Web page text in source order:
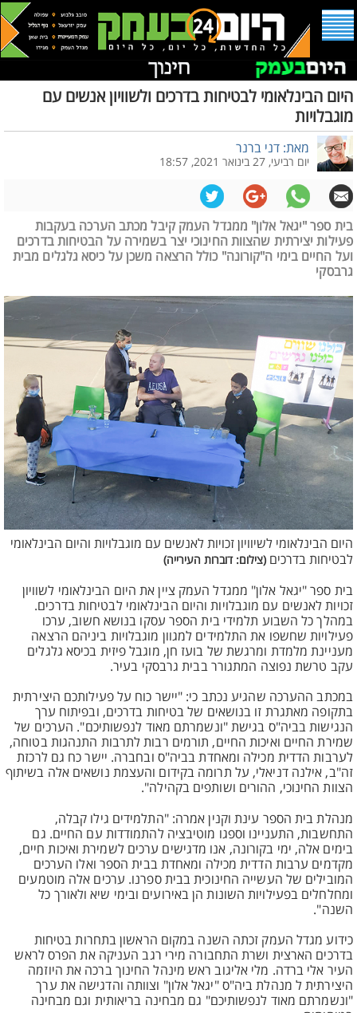
היום הבינלאומי לבטיחות בדרכים ולשוויון אנשים עם
מוגבלויות
מאת: דני ברנר
יום רביעי, 27 בינואר 2021, 18:57
בית ספר "יגאל אלון" ממגדל העמק קיבל מכתב הערכה בעקבות
פעילות יצירתית שהצוות החינוכי יצר בשמירה על הבטיחות בדרכים
ועל החיים בימי ה"קורונה" כולל הרצאה משכן על כיסא גלגלים מבית
גרבסקי
היום הבינלאומי לשיוויון זכויות לאנשים עם מוגבלויות והיום הבינלאומי
לבטיחות בדרכים (צילום: דוברות העירייה)
בית ספר "יגאל אלון" ממגדל העמק ציין את היום הבינלאומי לשוויון
זכויות לאנשים עם מוגבלויות והיום הבינלאומי לבטיחות בדרכים.
במהלך כל השבוע תלמידי בית הספר עסקו בנושא חשוב, ערכו
פעילויות שחשפו את התלמידים למגוון מוגבלויות ביניהם הרצאה
מעניינת מלמדת ומרגשת של בועז חן, מוגבל פיזית בכיסא גלגלים
עקב טרשת נפוצה המתגורר בבית גרבסקי בעיר.
במכתב ההערכה שהגיע נכתב כי: "יישר כוח על פעילותכם היצירתית
בתקופה מאתגרת זו בנושאים של בטיחות בדרכים, ובפיתוח ערך
הנגישות בביה"ס בגישת "ונשמרתם מאוד לנפשותיכם". הערכים של
שמירת החיים ואיכות החיים, תורמים רבות לתרבות התנהגות בטוחה,
לערבות הדדית מכילה ומאחדת בביה"ס ובחברה. יישר כח גם לרכזת
זה"ב, אילנה דניאלי, על תרומה בקידום והעצמת נושאים אלה בשיתוף
הצוות החינוכי, ההורים ושותפים בקהילה".
מנהלת בית הספר עינת וקנין אמרה: "התלמידים גילו קבלה,
התחשבות, התעניינו וספגו מוטיבציה להתמודדות עם החיים. גם
בימים אלה, ימי בקורונה, אנו מדגישים ערכים לשמירת ואיכות חיים,
מקדמים ערבות הדדית מכילה ומאחדת בבית הספר ואלו הערכים
המובילים של העשייה החינוכית בבית ספרנו. ערכים אלה מוטמעים
ומחלחלים בפעילויות השונות הן באירועים ובימי שיא ולאורך כל
השנה".
כידוע מגדל העמק זכתה השנה במקום הראשון בתחרות בטיחות
בדרכים הארצית ושרת התחבורה מירי רגב העניקה את הפרס לראש
העיר אלי ברדה. מלי אליגוב ראש מינהל החינוך ברכה את היוזמה
היצירתית ל מנהלת ביה"ס "יגאל אלון" וצוותה והדגישה את ערך
"ונשמרתם מאוד לנפשותיכם" גם מבחינה בריאותית וגם מבחינה